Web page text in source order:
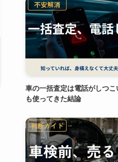
車の一括査定は電話がしつ
も使ってきた結論